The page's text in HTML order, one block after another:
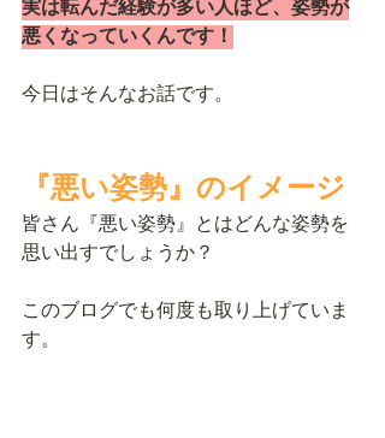
実は転んだ経験が多い人ほど、姿勢が
悪くなっていくんです！
今日はそんなお話です。
『悪い姿勢』のイメージ
皆さん『悪い姿勢』とはどんな姿勢を
思い出すでしょうか？
このブログでも何度も取り上げていま
す。